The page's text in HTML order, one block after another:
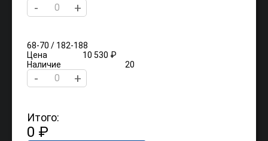
- +
68-70 / 182-188
Цена
10 530 ₽
Наличие
20
- +
Итого:
0 ₽